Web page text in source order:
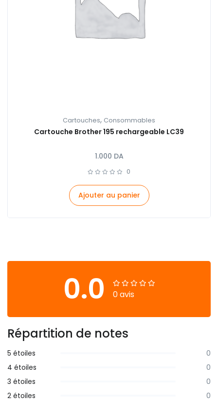
Cartouches, Consommables
Cartouche Brother 195 rechargeable LC39
1.000 DA
0
Ajouter au panier
0.0 0 avis
Répartition de notes
5 étoiles
0
4 étoiles
0
3 étoiles
0
2 étoiles
0